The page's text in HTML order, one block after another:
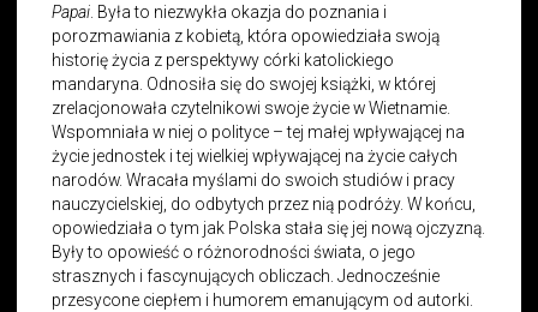
Papai. Była to niezwykła okazja do poznania i
porozmawiania z kobietą, która opowiedziała swoją
historię życia z perspektywy córki katolickiego
mandaryna. Odnosiła się do swojej książki, w której
zrelacjonowała czytelnikowi swoje życie w Wietnamie.
Wspomniała w niej o polityce – tej małej wpływającej na
życie jednostek i tej wielkiej wpływającej na życie całych
narodów. Wracała myślami do swoich studiów i pracy
nauczycielskiej, do odbytych przez nią podróży. W końcu,
opowiedziała o tym jak Polska stała się jej nową ojczyzną.
Były to opowieść o różnorodności świata, o jego
strasznych i fascynujących obliczach. Jednocześnie
przesycone ciepłem i humorem emanującym od autorki.